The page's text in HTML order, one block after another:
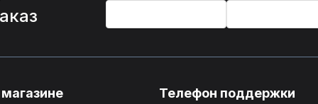
Телефон поддержки